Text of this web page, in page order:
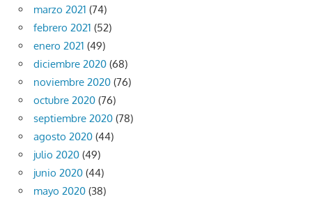
marzo 2021 (74)
febrero 2021 (52)
enero 2021 (49)
diciembre 2020 (68)
noviembre 2020 (76)
octubre 2020 (76)
septiembre 2020 (78)
agosto 2020 (44)
julio 2020 (49)
junio 2020 (44)
mayo 2020 (38)